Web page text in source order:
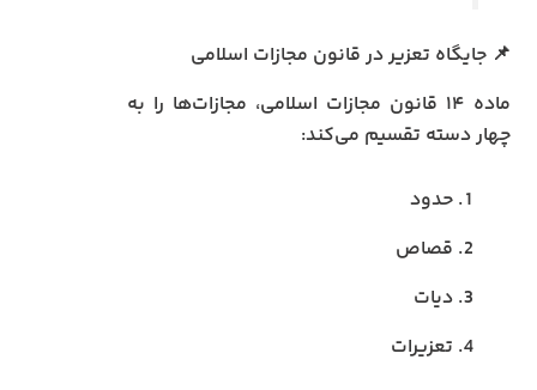
📌 جایگاه تعزیر در قانون مجازات اسلامی
ماده ۱۴ قانون مجازات اسلامی، مجازات‌ها را به
چهار دسته تقسیم می‌کند:
حدود
قصاص
دیات
تعزیرات